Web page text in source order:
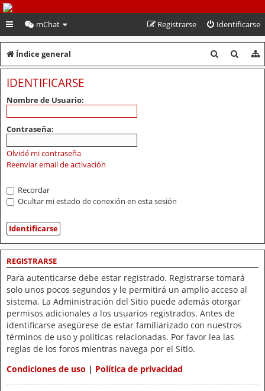
PeruVoley.com
mChat Identificarse
Registrarse
Índice general
u
u
IDENTIFICARSE
Nombre de Usuario:
Contraseña:
Olvidé mi contraseña
Reenviar email de activación
Recordar
Ocultar mi estado de conexión en esta sesión
REGISTRARSE
Para autenticarse debe estar registrado. Registrarse tomará
solo unos pocos segundos y le permitirá un amplio acceso al
sistema. La Administración del Sitio puede además otorgar
permisos adicionales a los usuarios registrados. Antes de
identificarse asegúrese de estar familiarizado con nuestros
términos de uso y políticas relacionadas. Por favor lea las
reglas de los foros mientras navega por el Sitio.
Condiciones de uso | Política de privacidad